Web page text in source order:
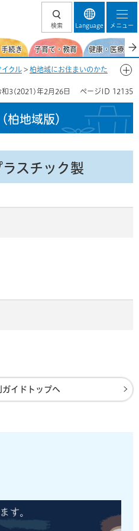
検索 Language メニュー
手続き 子育て・教育 健康・医療・
イクル > 柏地域にお住まいのかた
和3(2021)年2月26日 ページID 12135
（柏地域版）
スチック製
ガイドトップへ